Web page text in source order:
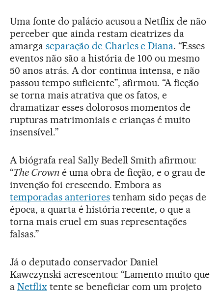
Uma fonte do palácio acusou a Netflix de não
perceber que ainda restam cicatrizes da
amarga separação de Charles e Diana. “Esses
eventos não são a história de 100 ou mesmo
50 anos atrás. A dor continua intensa, e não
passou tempo suficiente”, afirmou. “A ficção
se torna mais atrativa que os fatos, e
dramatizar esses dolorosos momentos de
rupturas matrimoniais e crianças é muito
insensível.”
A biógrafa real Sally Bedell Smith afirmou:
“The Crowné uma obra de ficção, e o grau de
invenção foi crescendo. Embora as
temporadas anteriorestenham sido peças de
época, a quarta é história recente, o que a
torna mais cruel em suas representações
falsas.”
Já o deputado conservador Daniel
Kawczynski acrescentou: “Lamento muito que
a Netflixtente se beneficiar com um projeto